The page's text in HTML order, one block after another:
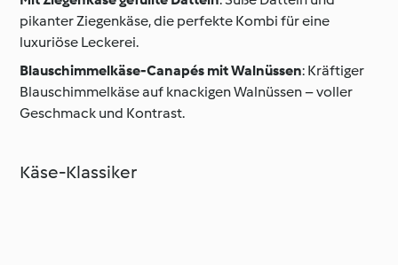
pikanter Ziegenkäse, die perfekte Kombi für eine
luxuriöse Leckerei.
Blauschimmelkäse-Canapés mit Walnüssen: Kräftiger
Blauschimmelkäse auf knackigen Walnüssen – voller
Geschmack und Kontrast.
Käse-Klassiker